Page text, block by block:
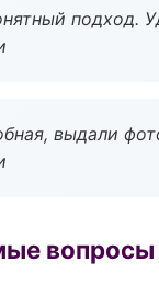
подход.
выдали
вопросы